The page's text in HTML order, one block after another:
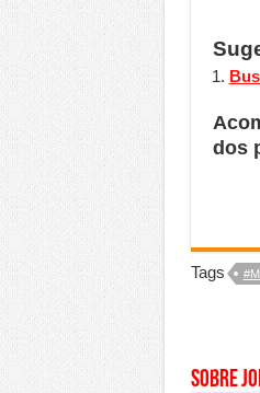
dos
Tags
Sobre